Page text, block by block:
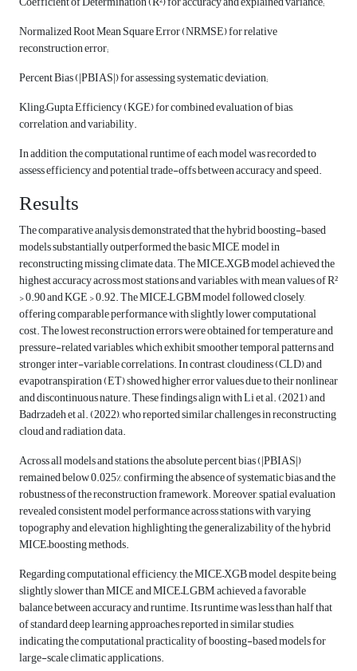
Normalized Root Mean Square Error (NRMSE) for relative
reconstruction error;
Percent Bias (|PBIAS|) for assessing systematic deviation;
Kling–Gupta Efficiency (KGE) for combined evaluation of bias,
correlation, and variability.
In addition, the computational runtime of each model was recorded to
assess efficiency and potential trade-offs between accuracy and speed.
Results
The comparative analysis demonstrated that the hybrid boosting-based
models substantially outperformed the basic MICE model in
reconstructing missing climate data. The MICE–XGB model achieved the
highest accuracy across most stations and variables, with mean values of R²
> 0.90 and KGE > 0.92. The MICE–LGBM model followed closely,
offering comparable performance with slightly lower computational
cost. The lowest reconstruction errors were obtained for temperature and
pressure-related variables, which exhibit smoother temporal patterns and
stronger inter-variable correlations. In contrast, cloudiness (CLD) and
evapotranspiration (ET) showed higher error values due to their nonlinear
and discontinuous nature. These findings align with Li et al. (2021) and
Badrzadeh et al. (2022), who reported similar challenges in reconstructing
cloud and radiation data.
Across all models and stations, the absolute percent bias (|PBIAS|)
remained below 0.025%, confirming the absence of systematic bias and the
robustness of the reconstruction framework. Moreover, spatial evaluation
revealed consistent model performance across stations with varying
topography and elevation, highlighting the generalizability of the hybrid
MICE–boosting methods.
Regarding computational efficiency, the MICE–XGB model, despite being
slightly slower than MICE and MICE–LGBM, achieved a favorable
balance between accuracy and runtime. Its runtime was less than half that
of standard deep learning approaches reported in similar studies,
indicating the computational practicality of boosting-based models for
large-scale climatic applications.